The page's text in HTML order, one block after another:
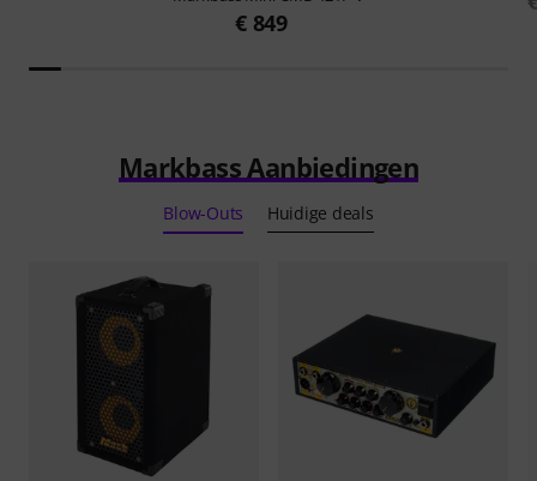
€ 849
Markbass Aanbiedingen
Blow-Outs Huidige deals